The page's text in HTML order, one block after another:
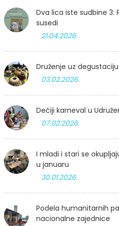
Dva lica iste sudbine 3:
susedi
21.04.2026.
Druženje uz
03.02.2026.
Dečiji karneval u
07.02.2026.
I mladi i stari se
u januaru
30.01.2026.
Podela humanitarnih
nacionalne zajednice